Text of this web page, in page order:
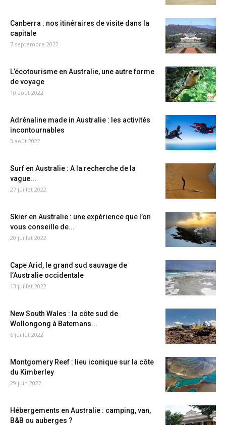
Canberra : nos itinéraires de visite dans la
capitale
7 septembre 2022
L’écotourisme en Australie, une autre forme
de voyage
10 août 2022
Adrénaline made in Australie : les activités
incontournables
3 août 2022
Surf en Australie : A la recherche de la
vague...
27 juillet 2022
Skier en Australie : une expérience que l’on
vous conseille de...
20 juillet 2022
Cape Arid, le grand sud sauvage de
l’Australie occidentale
13 juillet 2022
New South Wales : la côte sud de
Wollongong à Batemans...
6 juillet 2022
Montgomery Reef : lieu iconique sur la côte
du Kimberley
29 juin 2022
Hébergements en Australie : camping, van,
B&B ou auberges ?